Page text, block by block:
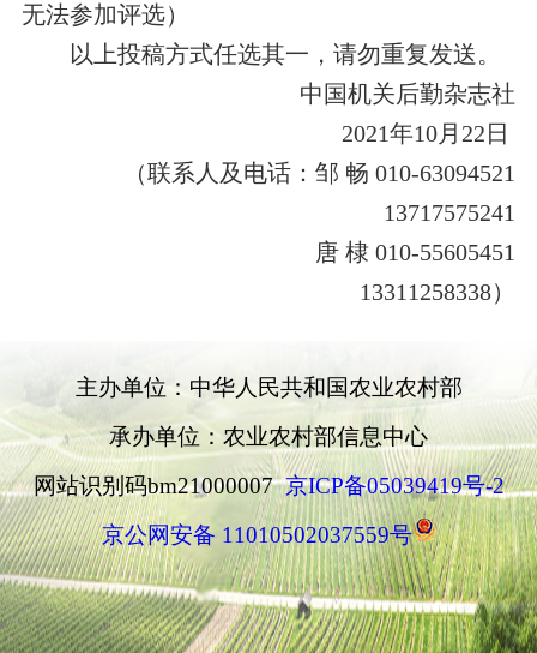
无法参加评选）
以上投稿方式任选其一，请勿重复发送。
中国机关后勤杂志社
2021年10月 22 日
（联系人及电话：邹 畅 010-63094521
13717575241
唐 棣 010-55605451
13311258338）
主办单位：中华人民共和国农业农村部
承办单位：农业农村部信息中心
网站识别码bm21000007京ICP备05039419号-2
京公网安备 11010502037559号